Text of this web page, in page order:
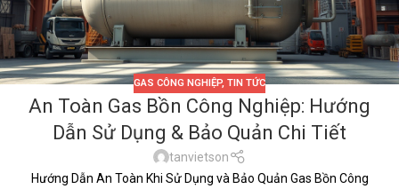
GAS CÔNG NGHIỆP, TIN TỨC
An Toàn Gas Bồn Công Nghiệp: Hướng
Dẫn Sử Dụng & Bảo Quản Chi Tiết
tanvietson
Hướng Dẫn An Toàn Khi Sử Dụng và Bảo Quản Gas Bồn Công